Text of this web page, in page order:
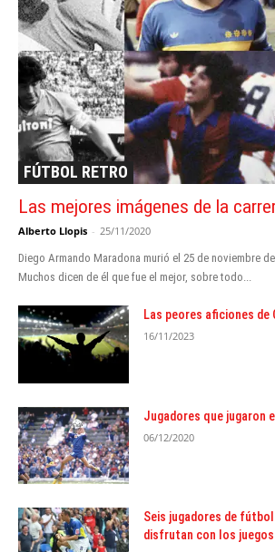
FÚTBOL RETRO
Las mejores imágenes de la
Alberto Llopis - 25/11/2020
Diego Armando Maradona murió el 25 de noviembre
Muchos dicen de él que fue el mejor, sobre todo...
Las peores aficiones de
16/11/2023
Jugadores que jugaron
06/12/2020
Seis jugadores de
disfrutan con los juegos